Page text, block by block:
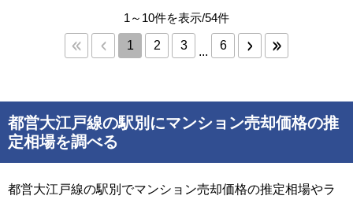
1～10件を表示/54件
1 2 3 ... 6
都営大江戸線の駅別にマンション売却価格の推
定相場を調べる
都営大江戸線の駅別でマンション売却価格の推定相場やラ